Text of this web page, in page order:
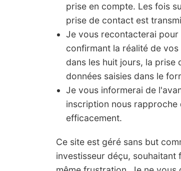
prise en compte. Les fois
prise de contact est
Je vous recontacterai
confirmant la réalité de
dans les huit jours, la prise
données saisies dans le
Je vous informerai de
inscription nous
efficacement.
Ce site est géré sans but
investisseur déçu,